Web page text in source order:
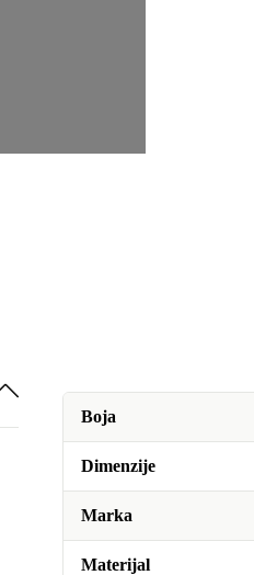
Boja
Dimenzije
Marka
Materijal